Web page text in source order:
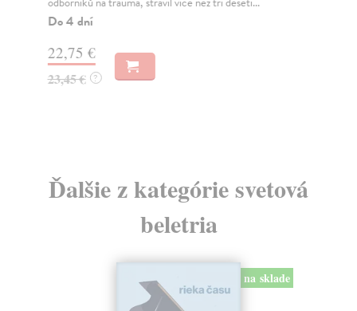
Do 4 dní
22,75 €
23,45 € ?
Ďalšie z kategórie svetová
beletria
na sklade